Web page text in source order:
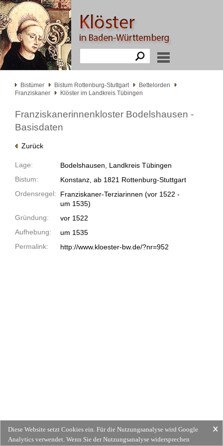
Bistümer Bistum Rottenburg-Stuttgart
Bettelorden
Franziskaner
Klöster im Landkreis Tübingen
Franziskanerinnenkloster Bodelshausen -
Basisdaten
Zurück
Lage:
Bodelshausen, Landkreis Tübingen
Bistum:
Konstanz, ab 1821 Rottenburg-Stuttgart
Ordensregel:
Franziskaner-Terziarinnen (vor 1522 -
um 1535)
Gründung:
vor 1522
Aufhebung:
um 1535
Permalink:
http://www.kloester-bw.de/?nr=952
Diese Website setzt Cookies ein. Für die Nutzungsanalyse wird Google
Analytics verwendet. Wenn Sie der Nutzungsanalyse widersprechen